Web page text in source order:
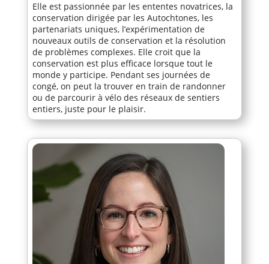
Elle est passionnée par les ententes novatrices, la
conservation dirigée par les Autochtones, les
partenariats uniques, l’expérimentation de
nouveaux outils de conservation et la résolution
de problèmes complexes. Elle croit que la
conservation est plus efficace lorsque tout le
monde y participe. Pendant ses journées de
congé, on peut la trouver en train de randonner
ou de parcourir à vélo des réseaux de sentiers
entiers, juste pour le plaisir.